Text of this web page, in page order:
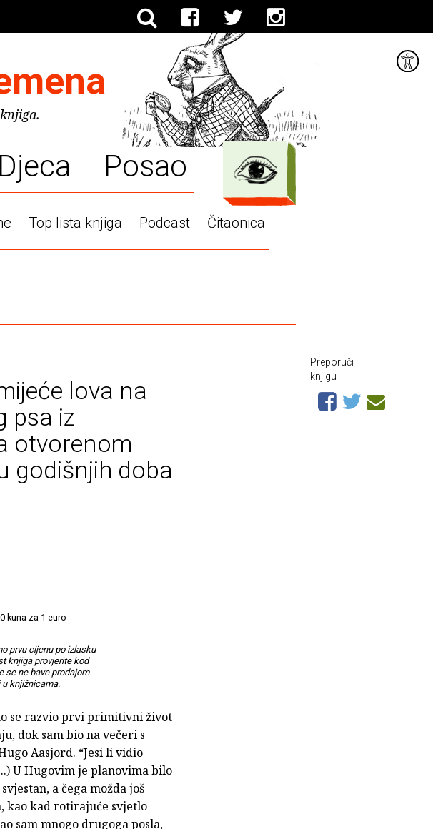
Djeca Posao
Top lista knjiga Podcast Čitaonica
lova na
psa iz
otvorenom
godišnjih doba
kuna za 1 euro
prvu cijenu po izlasku
knjiga provjerite kod
se ne bave prodajom
knjižnicama.
se razvio prvi primitivni život
dok sam bio na večeri s
Aasjord. “Jesi li vidio
U Hugovim je planovima bilo
a čega možda još
kao kad rotirajuće svjetlo
sam mnogo drugoga posla,
Preporuči
knjigu